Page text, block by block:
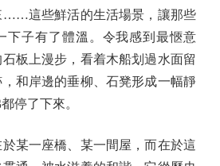
……這些鮮活的生活場景，讓那些
下子有了體溫。令我感到最愜意
板上漫步，看着木船划過水面留
和岸邊的垂柳、石凳形成一幅靜
停了下來。
一座橋、某一間屋，而在於這